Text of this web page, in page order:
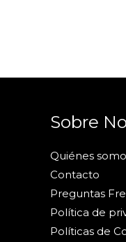
Sobre
Quiénes
Contacto
Preguntas
Política de
Políticas de